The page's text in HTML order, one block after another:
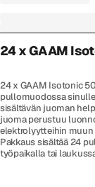
24 x GAAM
24 x GAAM Isotonic
pullomuodossa
sisältävän juoman
juoma perustuu
elektrolyytteihin
Pakkaus sisältää 24
työpaikalla tai